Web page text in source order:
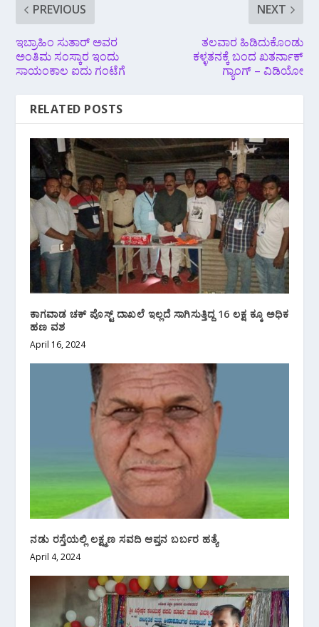
PREVIOUS
ಇಬ್ರಾಹಿಂ ಸುತಾರ್ ಅವರ
ಅಂತಿಮ‌ ಸಂಸ್ಕಾರ ಇಂದು
ಸಾಯಂಕಾಲ ಐದು ಗಂಟೆಗೆ
NEXT
ತಲವಾರ ಹಿಡಿದುಕೊಂಡು
ಕಳ್ಳತನಕ್ಕೆ ಬಂದ ಖತರ್ನಾಕ್
ಗ್ಯಾಂಗ್ – ವಿಡಿಯೋ
RELATED POSTS
ಕಾಗವಾಡ ಚಕ್ ಪೊಸ್ಟ್ ದಾಖಲೆ ಇಲ್ಲದೆ ಸಾಗಿಸುತ್ತಿದ್ದ 16 ಲಕ್ಷ ಕ್ಕೂ ಅಧಿಕ‌
ಹಣ ವಶ
April 16, 2024
ನಡು ರಸ್ತೆಯಲ್ಲಿ ಲಕ್ಷ್ಮಣ ಸವದಿ ಆಪ್ತನ ಬರ್ಬರ ಹತ್ಯೆ
April 4, 2024